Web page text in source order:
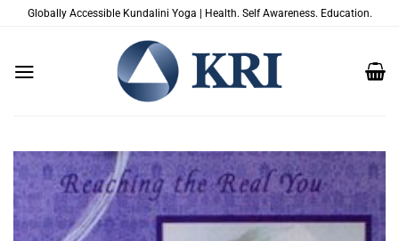
Globally Accessible Kundalini Yoga | Health. Self Awareness. Education.